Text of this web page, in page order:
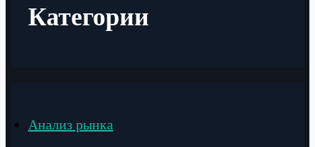
Категории
Анализ рынка